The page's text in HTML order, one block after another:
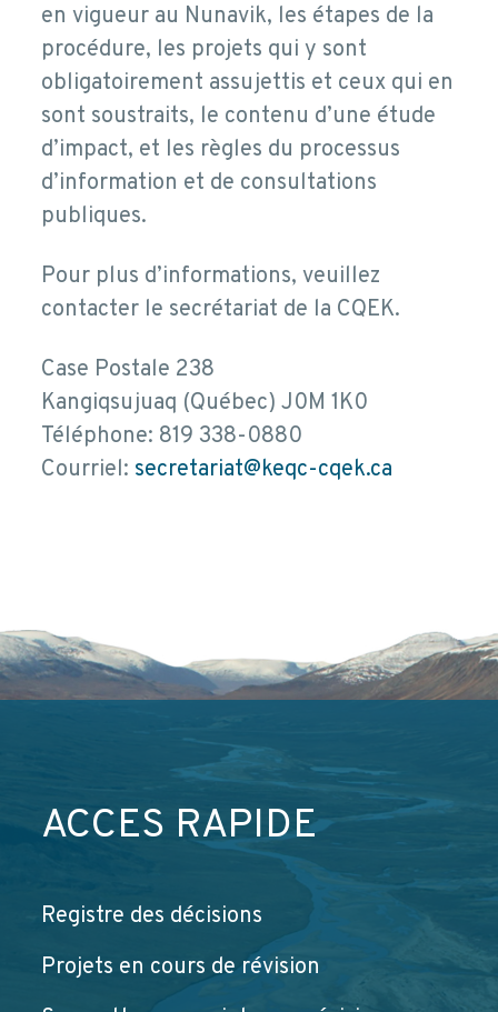
en vigueur au Nunavik, les étapes de la
procédure, les projets qui y sont
obligatoirement assujettis et ceux qui en
sont soustraits, le contenu d’une étude
d’impact, et les règles du processus
d’information et de consultations
publiques.
Pour plus d’informations, veuillez
contacter le secrétariat de la CQEK.
Case Postale 238
Kangiqsujuaq (Québec) J0M 1K0
Téléphone: 819 338-0880
Courriel: secretariat@keqc-cqek.ca
ACCÈS RAPIDE
Registre des décisions
Projets en cours de révision